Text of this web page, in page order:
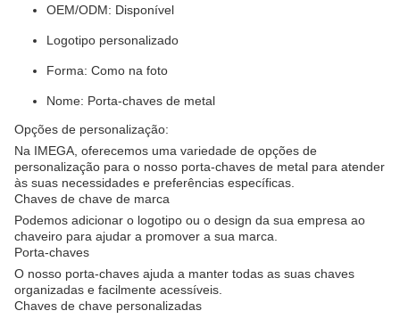
OEM/ODM: Disponível
Logotipo personalizado
Forma: Como na foto
Nome: Porta-chaves de metal
Opções de personalização:
Na IMEGA, oferecemos uma variedade de opções de
personalização para o nosso porta-chaves de metal para atender
às suas necessidades e preferências específicas.
Chaves de chave de marca
Podemos adicionar o logotipo ou o design da sua empresa ao
chaveiro para ajudar a promover a sua marca.
Porta-chaves
O nosso porta-chaves ajuda a manter todas as suas chaves
organizadas e facilmente acessíveis.
Chaves de chave personalizadas